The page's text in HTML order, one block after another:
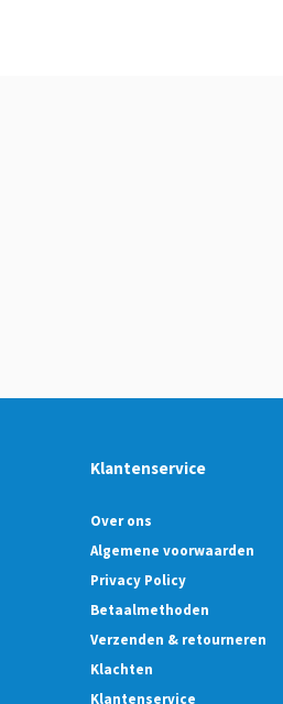
Klantenservice
Over ons
Algemene voorwaarden
Privacy Policy
Betaalmethoden
Verzenden & retourneren
Klachten
Klantenservice